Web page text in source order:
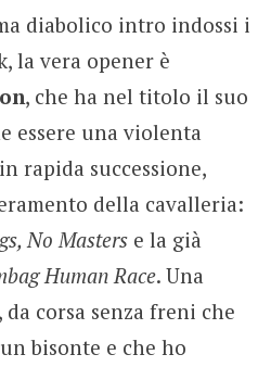
diabolico intro indossi i
la vera opener è
, che ha nel titolo il suo
essere una violenta
rapida successione,
della cavalleria:
No Masterse la già
Human Race. Una
corsa senza freni che
bisonte e che ho